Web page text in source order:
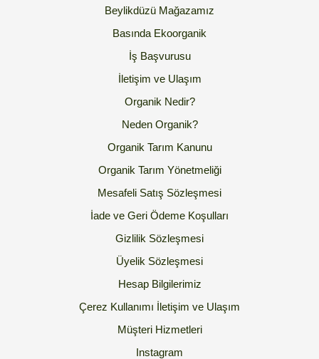
Beylikdüzü Mağazamız
Basında Ekoorganik
İş Başvurusu
İletişim ve Ulaşım
Organik Nedir?
Neden Organik?
Organik Tarım Kanunu
Organik Tarım Yönetmeliği
Mesafeli Satış Sözleşmesi
İade ve Geri Ödeme Koşulları
Gizlilik Sözleşmesi
Üyelik Sözleşmesi
Hesap Bilgilerimiz
Çerez Kullanımı İletişim ve Ulaşım
Müşteri Hizmetleri
Instagram